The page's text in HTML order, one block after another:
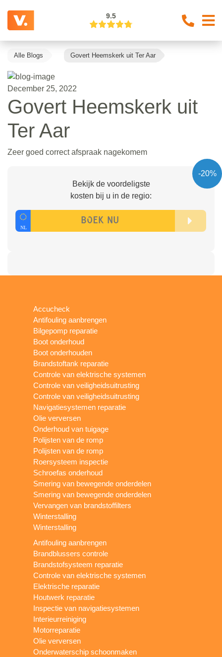
9.5
Alle Blogs Govert Heemskerk uit Ter Aar
December 25, 2022
Govert Heemskerk uit
Ter Aar
Zeer goed correct afspraak nagekomem
-20%
Bekijk de voordeligste
kosten bij u in de regio:
Accucheck
Antifouling aanbrengen
Bilgepomp reparatie
Boot onderhoud
Boot onderhouden
Brandstoftank reparatie
Controle van elektrische systemen
Controle van veiligheidsuitrusting
Controle van veiligheidsuitrusting
Navigatiesystemen reparatie
Olie verversen
Onderhoud van tuigage
Polijsten van de romp
Polijsten van de romp
Roersysteem inspectie
Schroefas onderhoud
Smering van bewegende onderdelen
Smering van bewegende onderdelen
Vervangen van brandstoffilters
Winterstalling
Winterstalling
Antifouling aanbrengen
Brandblussers controle
Brandstofsysteem reparatie
Controle van elektrische systemen
Elektrische reparatie
Houtwerk reparatie
Inspectie van navigatiesystemen
Interieurreiniging
Motorreparatie
Olie verversen
Onderwaterschip schoonmaken